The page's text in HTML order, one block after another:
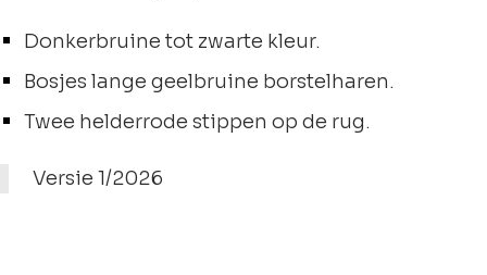
Donkerbruine tot zwarte kleur.
Bosjes lange geelbruine borstelharen.
Twee helderrode stippen op de rug.
Versie 1/2026